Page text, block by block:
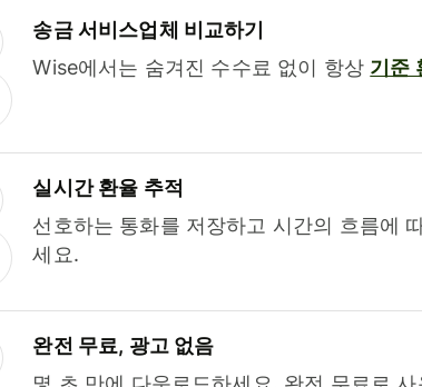
송금 서비스업체 비교하기
Wise에서는 숨겨진 수수료 없이 항상 기준
실시간 환율 추적
선호하는 통화를 저장하고 시간의 흐름에
세요.
완전 무료, 광고 없음